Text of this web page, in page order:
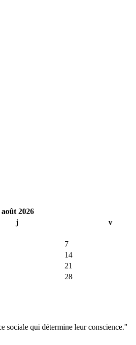
août 2026
j v
7
14
21
28
sociale qui détermine leur conscience."